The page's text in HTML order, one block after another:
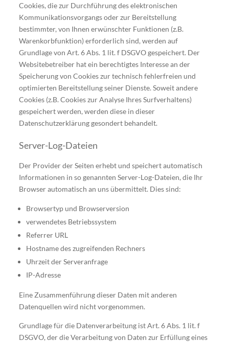
Cookies, die zur Durchführung des elektronischen
Kommunikationsvorgangs oder zur Bereitstellung
bestimmter, von Ihnen erwünschter Funktionen (z.B.
Warenkorbfunktion) erforderlich sind, werden auf
Grundlage von Art. 6 Abs. 1 lit. f DSGVO gespeichert. Der
Websitebetreiber hat ein berechtigtes Interesse an der
Speicherung von Cookies zur technisch fehlerfreien und
optimierten Bereitstellung seiner Dienste. Soweit andere
Cookies (z.B. Cookies zur Analyse Ihres Surfverhaltens)
gespeichert werden, werden diese in dieser
Datenschutzerklärung gesondert behandelt.
Server-Log-Dateien
Der Provider der Seiten erhebt und speichert automatisch
Informationen in so genannten Server-Log-Dateien, die Ihr
Browser automatisch an uns übermittelt. Dies sind:
Browsertyp und Browserversion
verwendetes Betriebssystem
Referrer URL
Hostname des zugreifenden Rechners
Uhrzeit der Serveranfrage
IP-Adresse
Eine Zusammenführung dieser Daten mit anderen
Datenquellen wird nicht vorgenommen.
Grundlage für die Datenverarbeitung ist Art. 6 Abs. 1 lit. f
DSGVO, der die Verarbeitung von Daten zur Erfüllung eines